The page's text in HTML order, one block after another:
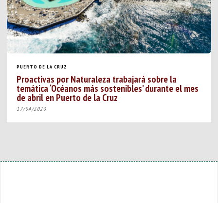
PUERTO DE LA CRUZ
Proactivas por Naturaleza trabajará sobre la
temática ‘Océanos más sostenibles’ durante el mes
de abril en Puerto de la Cruz
17/04/2023